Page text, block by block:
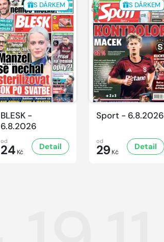
S DÁRKEM
BLESK -
6.8.2026
od
24 Kč
Detail
S DÁRKEM
Sport - 6.8.2026
od
29 Kč
Detail